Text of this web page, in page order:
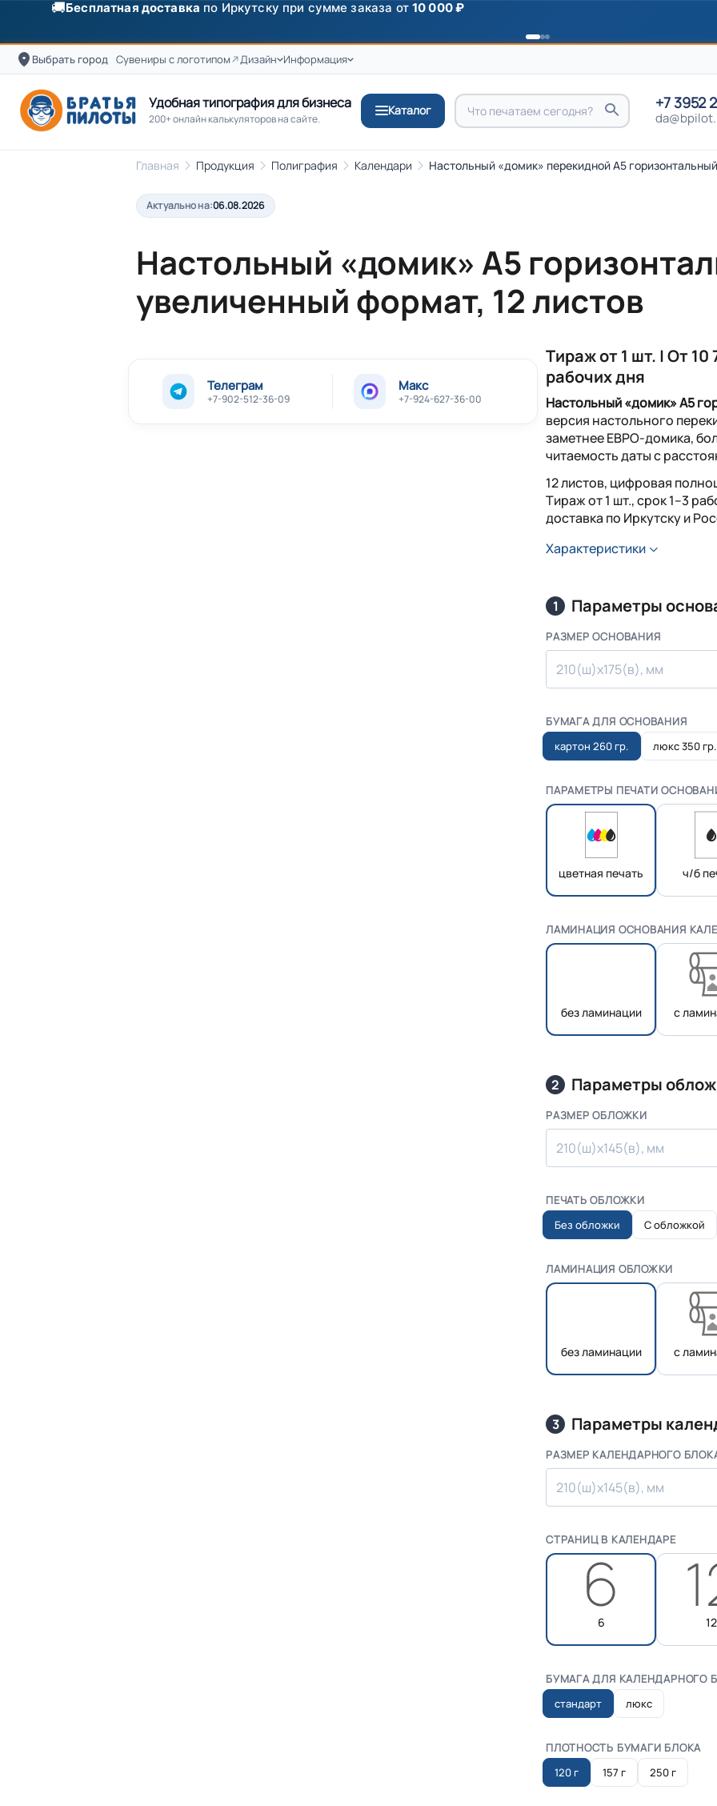
✨Скидка250 ₽на первый заказ от 3000 ₽ по промокоду ПРИВЕТ
Выбрать город Сувениры с логотипом Дизайн Информация
Удобная типография для бизнеса
200+ онлайн калькуляторов на сайте.
Каталог +7 3952
Главная Продукция Полиграфия Календари Настольный «домик» перекидной А5
Актуально на:06.08.2026
Настольный «домик» А5
увеличенный формат, 12 листов
Телеграм
+7-902-512-36-09
Макс
+7-924-627-36-00
Тираж от 1 шт. | От 10
рабочих дня
Настольный «домик» А5
версия настольного
заметнее ЕВРО-домика,
читаемость даты с
12 листов, цифровая
Тираж от 1 шт., срок 1–3
доставка по Иркутску и
Характеристики
1 Параметры
РАЗМЕР ОСНОВАНИЯ
210(ш)x175(в), мм
БУМАГА ДЛЯ ОСНОВАНИЯ
картон 260 гр.
люкс 350 гр.
ПАРАМЕТРЫ ПЕЧАТИ
цветная печать ч/б
ЛАМИНАЦИЯ ОСНОВАНИЯ
без ламинации с
2 Параметры
РАЗМЕР ОБЛОЖКИ
210(ш)х145(в), мм
ПЕЧАТЬ ОБЛОЖКИ
Без обложки
С обложкой
ЛАМИНАЦИЯ ОБЛОЖКИ
без ламинации с
3 Параметры
РАЗМЕР КАЛЕНДАРНОГО
210(ш)х145(в), мм
СТРАНИЦ В КАЛЕНДАРЕ
6 12
БУМАГА ДЛЯ КАЛЕНДАРНОГО
стандарт
люкс
ПЛОТНОСТЬ БУМАГИ БЛОКА
120 г
157 г 250 г